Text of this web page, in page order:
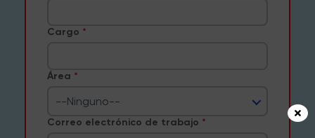
Cargo
Área
--Ninguno--
Correo electrónico de trabajo